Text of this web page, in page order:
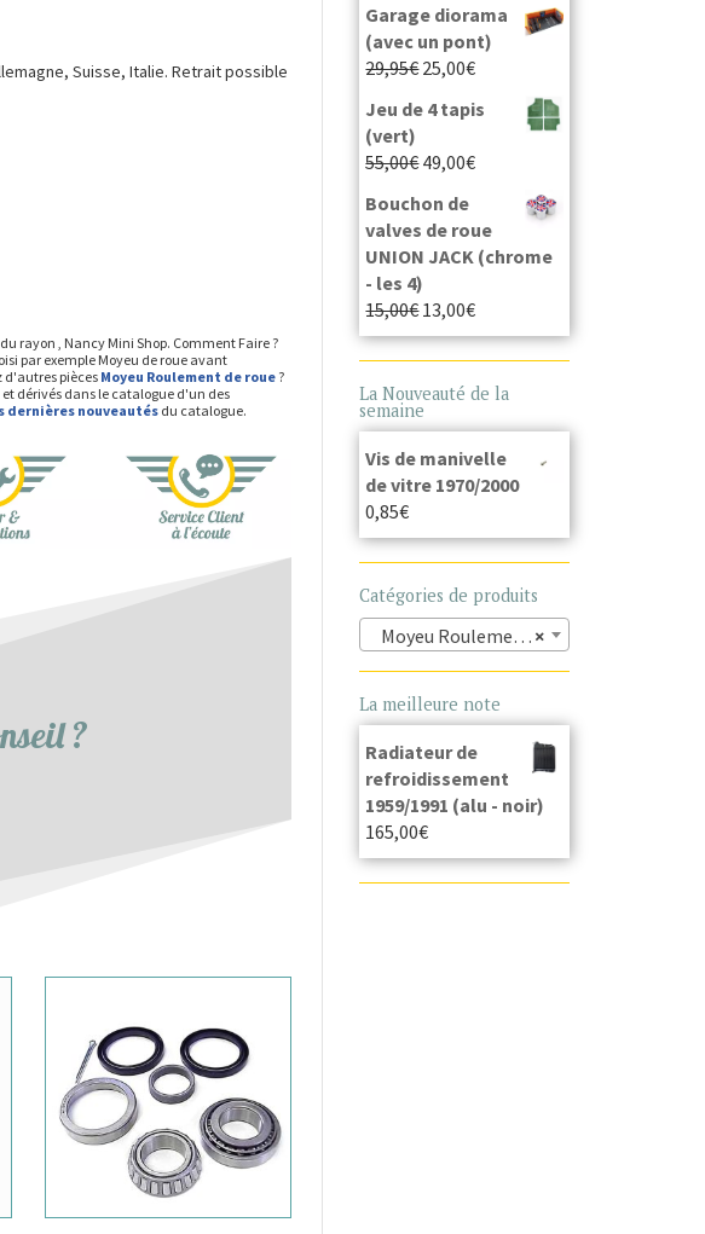
Suisse, Italie. Retrait possible
rayon , Nancy Mini Shop. Comment Faire ?
par exemple Moyeu de roue avant
d'autres pièces Moyeu Roulement de roue?
dérivés dans le catalogue d'un des
dernières nouveautésdu catalogue.
?
Garage diorama
(avec un pont)
29,95€25,00€
Jeu de 4 tapis
(vert)
55,00€49,00€
Bouchon de
valves de roue
UNION JACK (chrome
- les 4)
15,00€13,00€
La Nouveauté de la
semaine
Vis de manivelle
de vitre 1970/2000
0,85€
Catégories de produits
×
Moyeu Roulement de roue (41)
La meilleure note
Radiateur de
refroidissement
1959/1991 (alu - noir)
165,00€